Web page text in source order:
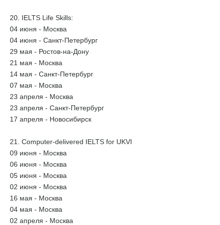
20. IELTS Life Skills:
04 июня - Москва
04 июня - Санкт-Петербург
29 мая - Ростов-на-Дону
21 мая - Москва
14 мая - Санкт-Петербург
07 мая - Москва
23 апреля - Москва
23 апреля - Санкт-Петербург
17 апреля - Новосибирск
21. Computer-delivered IELTS for UKVI
09 июня - Москва
06 июня - Москва
05 июня - Москва
02 июня - Москва
16 мая - Москва
04 мая - Москва
02 апреля - Москва